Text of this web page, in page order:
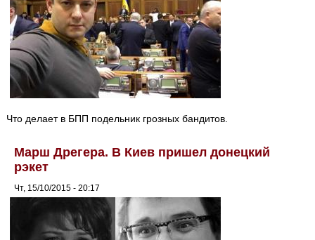
Что делает в БПП подельник грозных бандитов.
Марш Дрегера. В Киев пришел донецкий
рэкет
Чт, 15/10/2015 - 20:17